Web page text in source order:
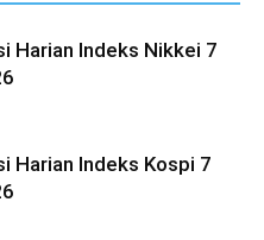
Harian Indeks Nikkei 7
Harian Indeks Kospi 7